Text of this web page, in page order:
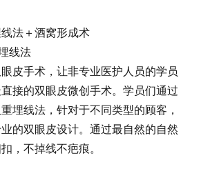
法＋酒窝形成术
线法
皮手术，让非专业医护人员的学员
接的双眼皮微创手术。学员们通过
埋线法，针对于不同类型的顾客，
的双眼皮设计。通过最自然的自然
，不掉线不疤痕。